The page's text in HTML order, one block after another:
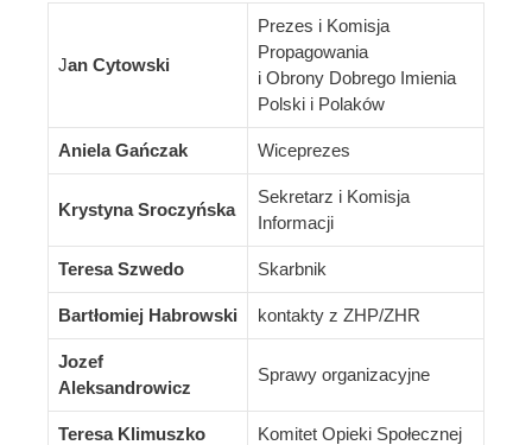
Jan Cytowski
Prezes i Komisja
Propagowania
i Obrony Dobrego Imienia
Polski i Polaków
Aniela Gańczak Wiceprezes
Krystyna Sroczyńska
Sekretarz i Komisja
Informacji
Teresa Szwedo Skarbnik
Bartłomiej Habrowski kontakty z ZHP/ZHR
Jozef
Aleksandrowicz
Sprawy organizacyjne
Teresa Klimuszko Komitet Opieki Społecznej